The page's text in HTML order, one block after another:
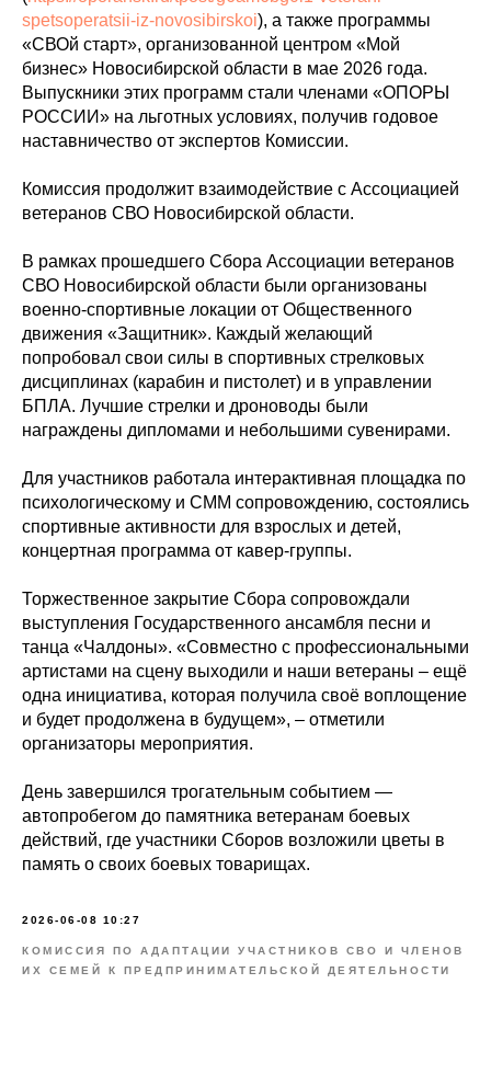
spetsoperatsii-iz-novosibirskoi), а также программы
«СВОй старт», организованной центром «Мой
бизнес» Новосибирской области в мае 2026 года.
Выпускники этих программ стали членами «ОПОРЫ
РОССИИ» на льготных условиях, получив годовое
наставничество от экспертов Комиссии.
Комиссия продолжит взаимодействие с Ассоциацией
ветеранов СВО Новосибирской области.
В рамках прошедшего Сбора Ассоциации ветеранов
СВО Новосибирской области были организованы
военно-спортивные локации от Общественного
движения «Защитник». Каждый желающий
попробовал свои силы в спортивных стрелковых
дисциплинах (карабин и пистолет) и в управлении
БПЛА. Лучшие стрелки и дроноводы были
награждены дипломами и небольшими сувенирами.
Для участников работала интерактивная площадка по
психологическому и СММ сопровождению, состоялись
спортивные активности для взрослых и детей,
концертная программа от кавер-группы.
Торжественное закрытие Сбора сопровождали
выступления Государственного ансамбля песни и
танца «Чалдоны». «Совместно с профессиональными
артистами на сцену выходили и наши ветераны – ещё
одна инициатива, которая получила своё воплощение
и будет продолжена в будущем», – отметили
организаторы мероприятия.
День завершился трогательным событием —
автопробегом до памятника ветеранам боевых
действий, где участники Сборов возложили цветы в
память о своих боевых товарищах.
2026-06-08 10:27
КОМИССИЯ ПО АДАПТАЦИИ УЧАСТНИКОВ CBO И ЧЛЕНОВ
ИХ СЕМЕЙ К ПРЕДПРИНИМАТЕЛЬСКОЙ ДЕЯТЕЛЬНОСТИ